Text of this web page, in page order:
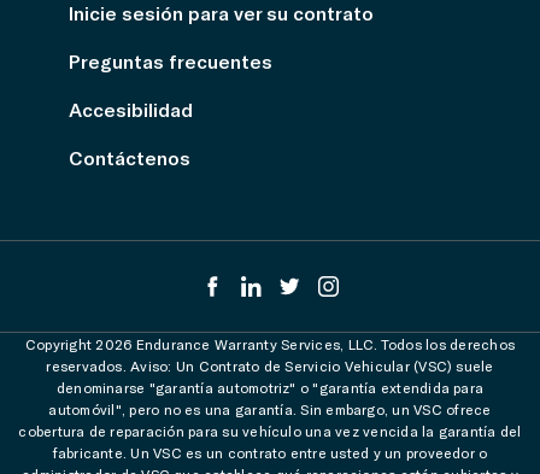
Inicie sesión para ver su contrato
Preguntas frecuentes
Accesibilidad
Contáctenos
Copyright 2026 Endurance Warranty Services, LLC. Todos los derechos
reservados. Aviso: Un Contrato de Servicio Vehicular (VSC) suele
denominarse "garantía automotriz" o "garantía extendida para
automóvil", pero no es una garantía. Sin embargo, un VSC ofrece
cobertura de reparación para su vehículo una vez vencida la garantía del
fabricante. Un VSC es un contrato entre usted y un proveedor o